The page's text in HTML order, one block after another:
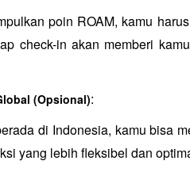
poin ROAM, kamu
check-in akan memberi
(Opsional):
di Indonesia, kamu bisa
yang lebih fleksibel dan